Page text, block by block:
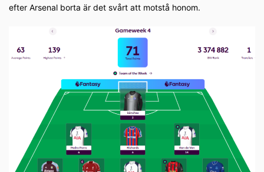
efter Arsenal borta är det svårt att motstå honom.